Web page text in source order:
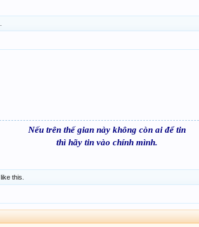
Nếu trên thế gian này không còn ai để tin
thì hãy tin vào chính mình.
like this.